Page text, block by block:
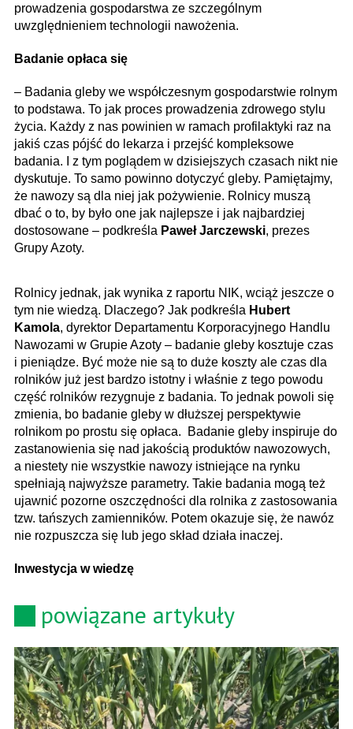
prowadzenia gospodarstwa ze szczególnym
uwzględnieniem technologii nawożenia.
Badanie opłaca się
– Badania gleby we współczesnym gospodarstwie rolnym
to podstawa. To jak proces prowadzenia zdrowego stylu
życia. Każdy z nas powinien w ramach profilaktyki raz na
jakiś czas pójść do lekarza i przejść kompleksowe
badania. I z tym poglądem w dzisiejszych czasach nikt nie
dyskutuje. To samo powinno dotyczyć gleby. Pamiętajmy,
że nawozy są dla niej jak pożywienie. Rolnicy muszą
dbać o to, by było one jak najlepsze i jak najbardziej
dostosowane – podkreśla Paweł Jarczewski, prezes
Grupy Azoty.
Rolnicy jednak, jak wynika z raportu NIK, wciąż jeszcze o
tym nie wiedzą. Dlaczego? Jak podkreśla Hubert
Kamola, dyrektor Departamentu Korporacyjnego Handlu
Nawozami w Grupie Azoty – badanie gleby kosztuje czas
i pieniądze. Być może nie są to duże koszty ale czas dla
rolników już jest bardzo istotny i właśnie z tego powodu
część rolników rezygnuje z badania. To jednak powoli się
zmienia, bo badanie gleby w dłuższej perspektywie
rolnikom po prostu się opłaca. Badanie gleby inspiruje do
zastanowienia się nad jakością produktów nawozowych,
a niestety nie wszystkie nawozy istniejące na rynku
spełniają najwyższe parametry. Takie badania mogą też
ujawnić pozorne oszczędności dla rolnika z zastosowania
tzw. tańszych zamienników. Potem okazuje się, że nawóz
nie rozpuszcza się lub jego skład działa inaczej.
Inwestycja w wiedzę
powiązane artykuły